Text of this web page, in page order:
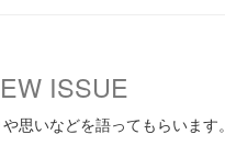
ISSUE
思いなどを語ってもらいます。